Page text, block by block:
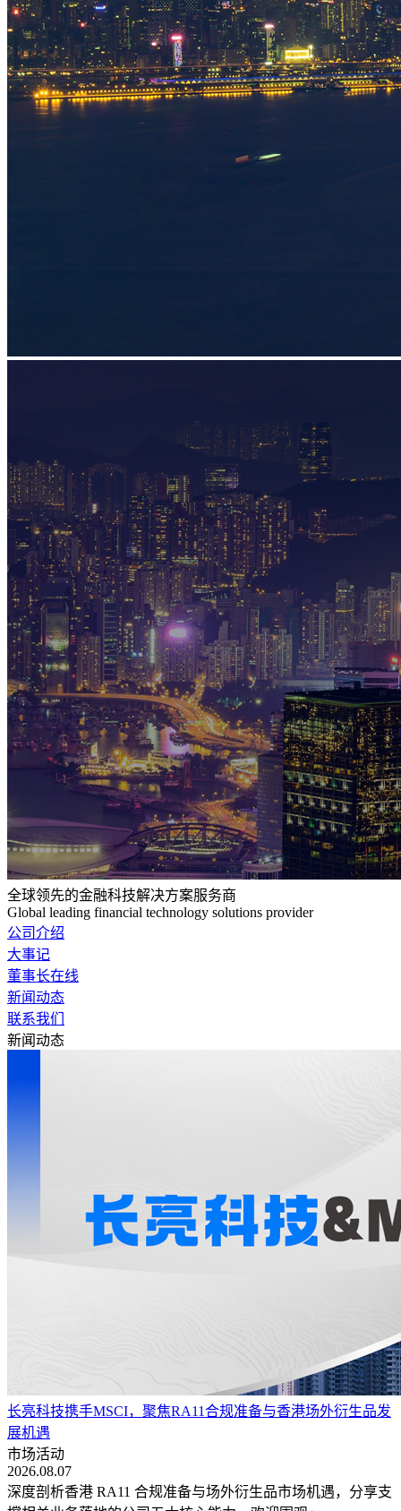
全球领先的金融科技解决方案服务商
Global leading financial technology solutions provider
公司介绍
大事记
董事长在线
新闻动态
联系我们
新闻动态
长亮科技携手MSCI，聚焦RA11合规准备与香港场外衍生品发
展机遇
市场活动
2026.08.07
深度剖析香港 RA11 合规准备与场外衍生品市场机遇，分享支